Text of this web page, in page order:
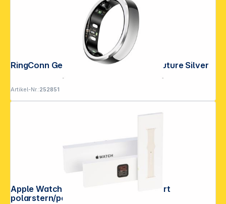
RingConn Gen3 Smart Ring Größe 11 Future Silver
Artikel-Nr.:252851
Apple Watch SE 3 40mm GPS S/M Sport
polarstern/polarst S/M